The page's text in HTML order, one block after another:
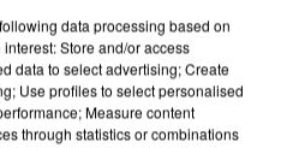
data processing based on
Store and/or access
data to select advertising; Create
Use profiles to select personalised
Measure content
through statistics or combinations